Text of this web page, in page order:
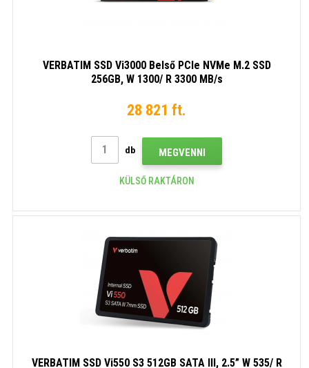
VERBATIM SSD Vi3000 Belső PCIe NVMe M.2 SSD
256GB, W 1300/ R 3300 MB/s
28 821 ft.
db MEGVENNI
KÜLSŐ RAKTÁRON
VERBATIM SSD Vi550 S3 512GB SATA III, 2.5” W 535/ R